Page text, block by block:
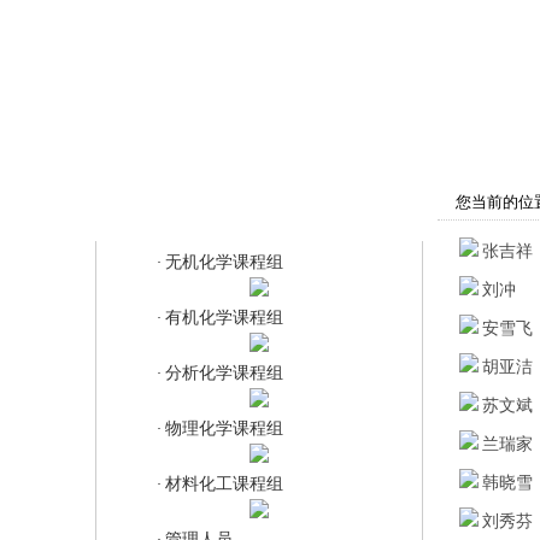
· 无机化学课程组
· 有机化学课程组
· 分析化学课程组
· 物理化学课程组
· 材料化工课程组
您当前的位
张吉祥
刘冲
安雪飞
胡亚洁
苏文斌
兰瑞家
韩晓雪
刘秀芬